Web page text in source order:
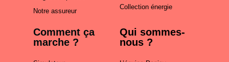
Notre assureur
Collection énergie
Comment ça
marche ?
Qui sommes-
nous ?